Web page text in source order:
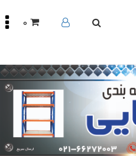
0